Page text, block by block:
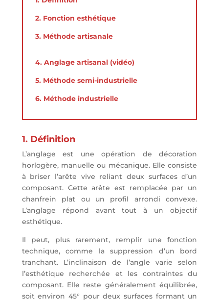
2. Fonction esthétique
3. Méthode artisanale
4. Anglage artisanal (vidéo)
5. Méthode semi-industrielle
6. Méthode industrielle
1. Définition
L’anglage est une opération de décoration
horlogère, manuelle ou mécanique. Elle consiste
à briser l’arête vive reliant deux surfaces d’un
composant. Cette arête est remplacée par un
chanfrein plat ou un profil arrondi convexe.
L’anglage répond avant tout à un objectif
esthétique.
Il peut, plus rarement, remplir une fonction
technique, comme la suppression d’un bord
tranchant. L’inclinaison de l’angle varie selon
l’esthétique recherchée et les contraintes du
composant. Elle reste généralement équilibrée,
soit environ 45° pour deux surfaces formant un